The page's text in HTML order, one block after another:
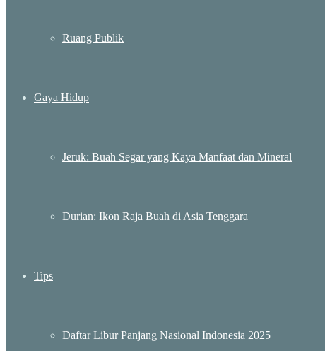
Ruang Publik
Gaya Hidup
Jeruk: Buah Segar yang Kaya Manfaat dan Mineral
Durian: Ikon Raja Buah di Asia Tenggara
Tips
Daftar Libur Panjang Nasional Indonesia 2025